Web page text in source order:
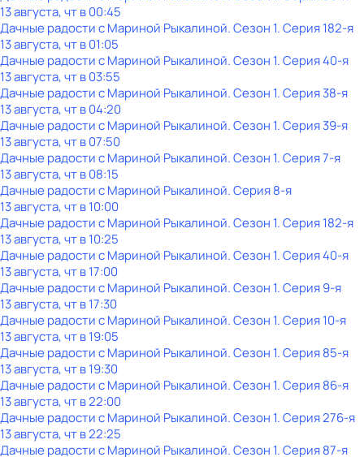
13 августа, чт в 00:45
Дачные радости с Мариной Рыкалиной. Сезон 1. Серия 182-я
13 августа, чт в 01:05
Дачные радости с Мариной Рыкалиной. Сезон 1. Серия 40-я
13 августа, чт в 03:55
Дачные радости с Мариной Рыкалиной. Сезон 1. Серия 38-я
13 августа, чт в 04:20
Дачные радости с Мариной Рыкалиной. Сезон 1. Серия 39-я
13 августа, чт в 07:50
Дачные радости с Мариной Рыкалиной. Сезон 1. Серия 7-я
13 августа, чт в 08:15
Дачные радости с Мариной Рыкалиной. Серия 8-я
13 августа, чт в 10:00
Дачные радости с Мариной Рыкалиной. Сезон 1. Серия 182-я
13 августа, чт в 10:25
Дачные радости с Мариной Рыкалиной. Сезон 1. Серия 40-я
13 августа, чт в 17:00
Дачные радости с Мариной Рыкалиной. Сезон 1. Серия 9-я
13 августа, чт в 17:30
Дачные радости с Мариной Рыкалиной. Сезон 1. Серия 10-я
13 августа, чт в 19:05
Дачные радости с Мариной Рыкалиной. Сезон 1. Серия 85-я
13 августа, чт в 19:30
Дачные радости с Мариной Рыкалиной. Сезон 1. Серия 86-я
13 августа, чт в 22:00
Дачные радости с Мариной Рыкалиной. Сезон 1. Серия 276-я
13 августа, чт в 22:25
Дачные радости с Мариной Рыкалиной. Сезон 1. Серия 87-я